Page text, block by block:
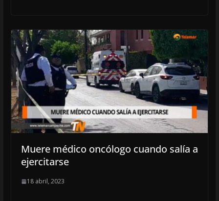
Muere médico oncólogo cuando salía a
ejercitarse
18 abril, 2023